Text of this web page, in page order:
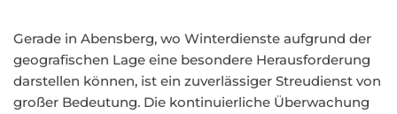
Gerade in Abensberg, wo Winterdienste aufgrund der
geografischen Lage eine besondere Herausforderung
darstellen können, ist ein zuverlässiger Streudienst von
großer Bedeutung. Die kontinuierliche Überwachung